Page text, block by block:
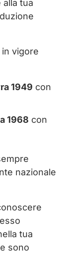
tua
vigore
1949 con
1968 con
nazionale
tua
sono